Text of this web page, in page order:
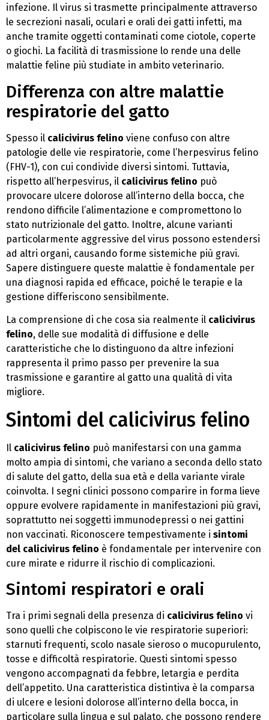
infezione. Il virus si trasmette principalmente attraverso
le secrezioni nasali, oculari e orali dei gatti infetti, ma
anche tramite oggetti contaminati come ciotole, coperte
o giochi. La facilità di trasmissione lo rende una delle
malattie feline più studiate in ambito veterinario.
Differenza con altre malattie
respiratorie del gatto
Spesso il calicivirus felino viene confuso con altre
patologie delle vie respiratorie, come l’herpesvirus felino
(FHV-1), con cui condivide diversi sintomi. Tuttavia,
rispetto all’herpesvirus, il calicivirus felino può
provocare ulcere dolorose all’interno della bocca, che
rendono difficile l’alimentazione e compromettono lo
stato nutrizionale del gatto. Inoltre, alcune varianti
particolarmente aggressive del virus possono estendersi
ad altri organi, causando forme sistemiche più gravi.
Sapere distinguere queste malattie è fondamentale per
una diagnosi rapida ed efficace, poiché le terapie e la
gestione differiscono sensibilmente.
La comprensione di che cosa sia realmente il calicivirus
felino, delle sue modalità di diffusione e delle
caratteristiche che lo distinguono da altre infezioni
rappresenta il primo passo per prevenire la sua
trasmissione e garantire al gatto una qualità di vita
migliore.
Sintomi del calicivirus felino
Il calicivirus felino può manifestarsi con una gamma
molto ampia di sintomi, che variano a seconda dello stato
di salute del gatto, della sua età e della variante virale
coinvolta. I segni clinici possono comparire in forma lieve
oppure evolvere rapidamente in manifestazioni più gravi,
soprattutto nei soggetti immunodepressi o nei gattini
non vaccinati. Riconoscere tempestivamente i sintomi
del calicivirus felino è fondamentale per intervenire con
cure mirate e ridurre il rischio di complicazioni.
Sintomi respiratori e orali
Tra i primi segnali della presenza di calicivirus felino vi
sono quelli che colpiscono le vie respiratorie superiori:
starnuti frequenti, scolo nasale sieroso o mucopurulento,
tosse e difficoltà respiratorie. Questi sintomi spesso
vengono accompagnati da febbre, letargia e perdita
dell’appetito. Una caratteristica distintiva è la comparsa
di ulcere e lesioni dolorose all’interno della bocca, in
particolare sulla lingua e sul palato, che possono rendere